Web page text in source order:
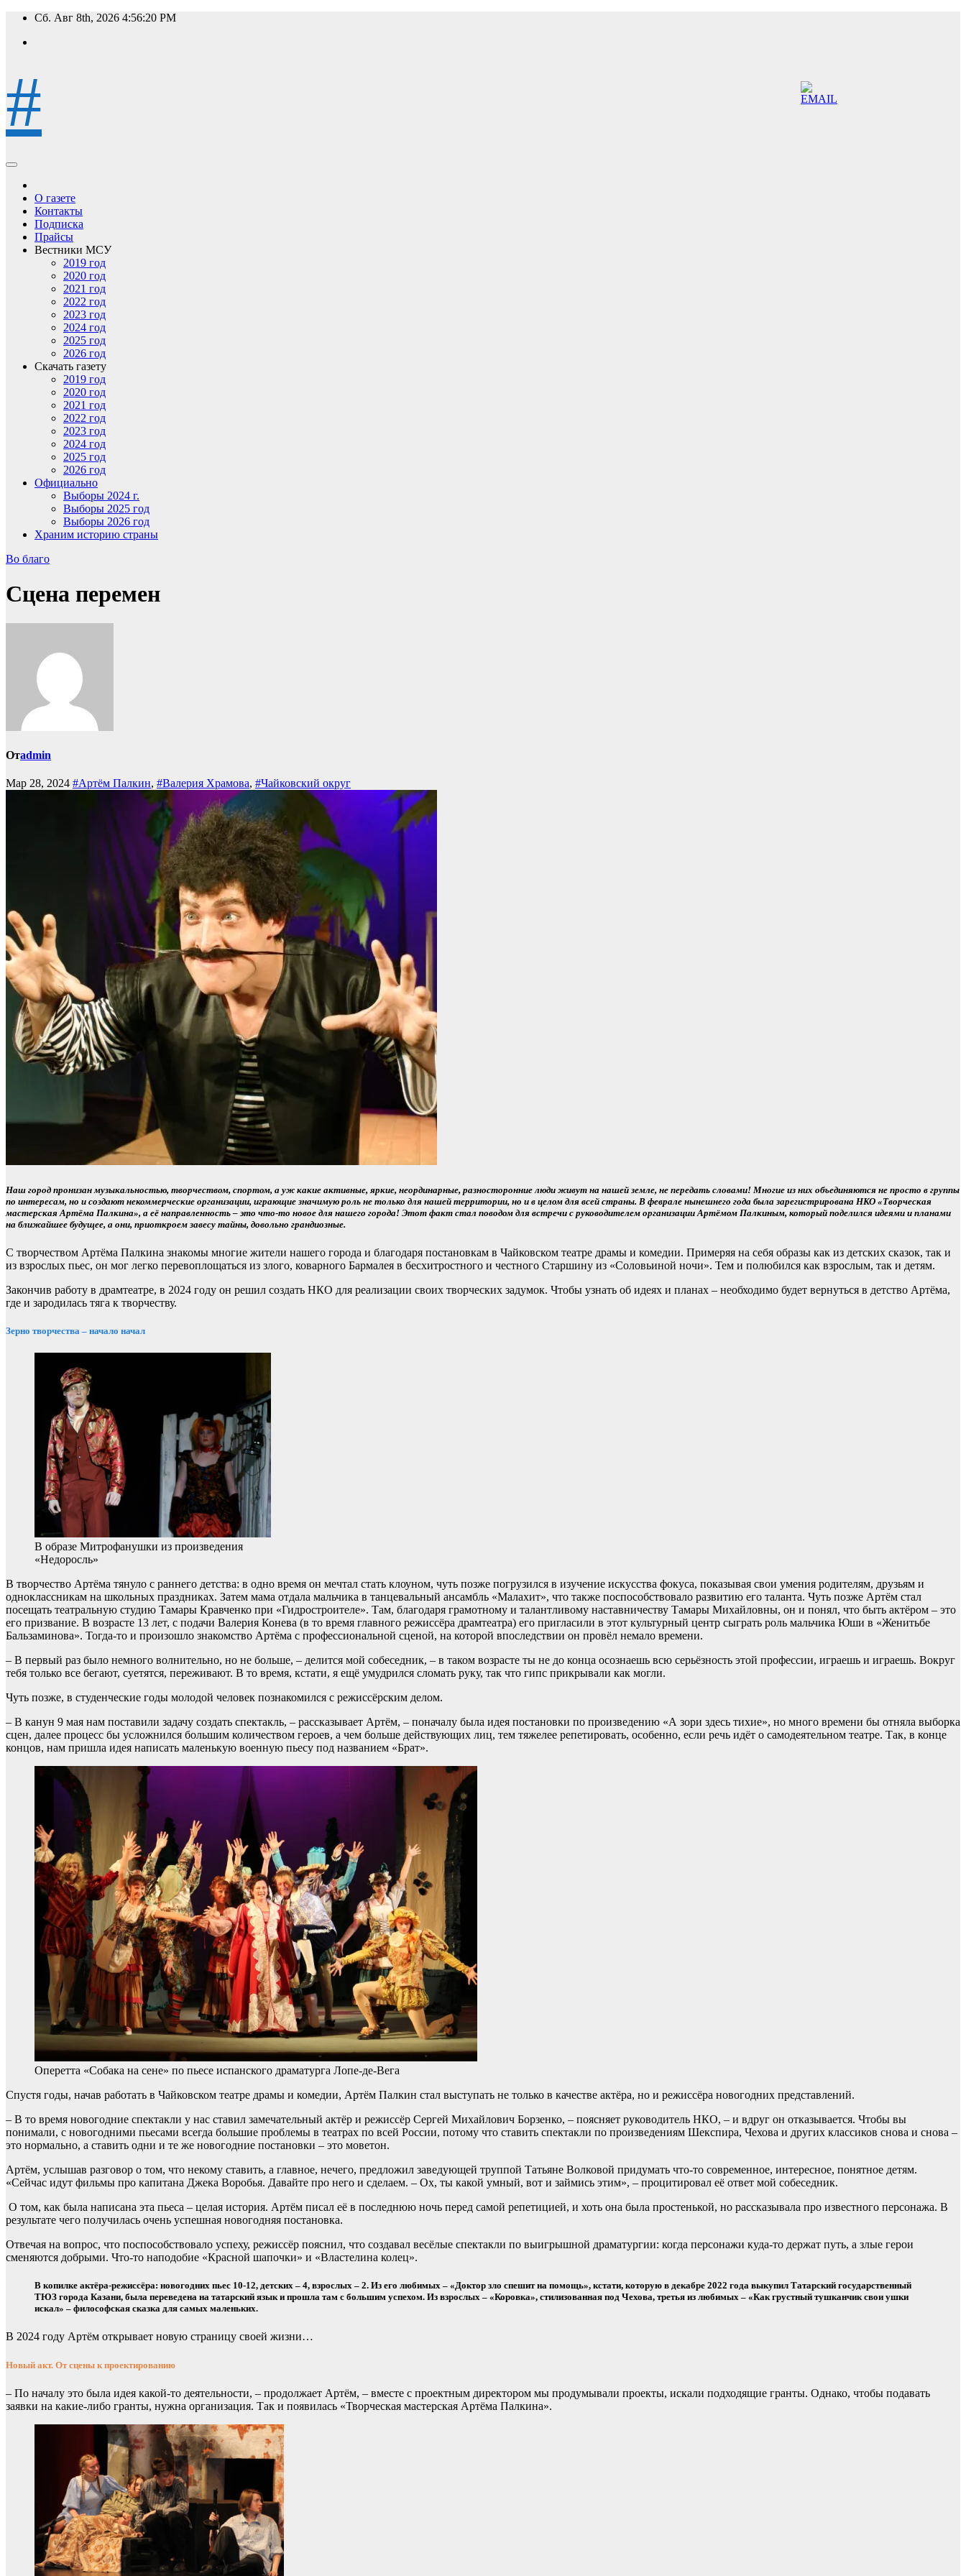
Перейти
содержимому
Сб. Авг 8th, 2026 4:56:21 PM
#
О газете
Контакты
Подписка
Прайсы
Вестники МСУ
2019 год
2020 год
2021 год
2022 год
2023 год
2024 год
2025 год
2026 год
Скачать газету
2019 год
2020 год
2021 год
2022 год
2023 год
2024 год
2025 год
2026 год
Официально
Выборы 2024 г.
Выборы 2025 год
Выборы 2026 год
Храним историю страны
Во благо
Сцена перемен
Отadmin
Мар 28, 2024 #Артём Палкин, #Валерия Храмова, #Чайковский округ
Наш город пронизан музыкальностью, творчеством, спортом, а уж какие активные, яркие, неординарные, разносторонние люди живут на нашей земле, не передать словами! Многие из них объединяются не просто в группы
по интересам, но и создают некоммерческие организации, играющие значимую роль не только для нашей территории, но и в целом для всей страны. В феврале нынешнего года была зарегистрирована НКО «Творческая
мастерская Артёма Палкина», а её направленность – это что-то новое для нашего города! Этот факт стал поводом для встречи с руководителем организации Артёмом Палкиным, который поделился идеями и планами
на ближайшее будущее, а они, приоткроем завесу тайны, довольно грандиозные.
С творчеством Артёма Палкина знакомы многие жители нашего города и благодаря постановкам в Чайковском театре драмы и комедии. Примеряя на себя образы как из детских сказок, так и
из взрослых пьес, он мог легко перевоплощаться из злого, коварного Бармалея в бесхитростного и честного Старшину из «Соловьиной ночи». Тем и полюбился как взрослым, так и детям.
Закончив работу в драмтеатре, в 2024 году он решил создать НКО для реализации своих творческих задумок. Чтобы узнать об идеях и планах – необходимо будет вернуться в детство Артёма,
где и зародилась тяга к творчеству.
Зерно творчества – начало начал
В образе Митрофанушки из произведения
«Недоросль»
В творчество Артёма тянуло с раннего детства: в одно время он мечтал стать клоуном, чуть позже погрузился в изучение искусства фокуса, показывая свои умения родителям, друзьям и
одноклассникам на школьных праздниках. Затем мама отдала мальчика в танцевальный ансамбль «Малахит», что также поспособствовало развитию его таланта. Чуть позже Артём стал
посещать театральную студию Тамары Кравченко при «Гидростроителе». Там, благодаря грамотному и талантливому наставничеству Тамары Михайловны, он и понял, что быть актёром – это
его призвание. В возрасте 13 лет, с подачи Валерия Конева (в то время главного режиссёра драмтеатра) его пригласили в этот культурный центр сыграть роль мальчика Юши в «Женитьбе
Бальзаминова». Тогда-то и произошло знакомство Артёма с профессиональной сценой, на которой впоследствии он провёл немало времени.
– В первый раз было немного волнительно, но не больше, – делится мой собеседник, – в таком возрасте ты не до конца осознаешь всю серьёзность этой профессии, играешь и играешь. Вокруг
тебя только все бегают, суетятся, переживают. В то время, кстати, я ещё умудрился сломать руку, так что гипс прикрывали как могли.
Чуть позже, в студенческие годы молодой человек познакомился с режиссёрским делом.
– В канун 9 мая нам поставили задачу создать спектакль, – рассказывает Артём, – поначалу была идея постановки по произведению «А зори здесь тихие», но много времени бы отняла выборка
сцен, далее процесс бы усложнился большим количеством героев, а чем больше действующих лиц, тем тяжелее репетировать, особенно, если речь идёт о самодеятельном театре. Так, в конце
концов, нам пришла идея написать маленькую военную пьесу под названием «Брат».
Оперетта «Собака на сене» по пьесе испанского драматурга Лопе-де-Вега
Спустя годы, начав работать в Чайковском театре драмы и комедии, Артём Палкин стал выступать не только в качестве актёра, но и режиссёра новогодних представлений.
– В то время новогодние спектакли у нас ставил замечательный актёр и режиссёр Сергей Михайлович Борзенко, – поясняет руководитель НКО, – и вдруг он отказывается. Чтобы вы
понимали, с новогодними пьесами всегда большие проблемы в театрах по всей России, потому что ставить спектакли по произведениям Шекспира, Чехова и других классиков снова и снова –
это нормально, а ставить одни и те же новогодние постановки – это моветон.
Артём, услышав разговор о том, что некому ставить, а главное, нечего, предложил заведующей труппой Татьяне Волковой придумать что-то современное, интересное, понятное детям.
«Сейчас идут фильмы про капитана Джека Воробья. Давайте про него и сделаем. – Ох, ты какой умный, вот и займись этим», – процитировал её ответ мой собеседник.
О том, как была написана эта пьеса – целая история. Артём писал её в последнюю ночь перед самой репетицией, и хоть она была простенькой, но рассказывала про известного персонажа. В
результате чего получилась очень успешная новогодняя постановка.
Отвечая на вопрос, что поспособствовало успеху, режиссёр пояснил, что создавал весёлые спектакли по выигрышной драматургии: когда персонажи куда-то держат путь, а злые герои
сменяются добрыми. Что-то наподобие «Красной шапочки» и «Властелина колец».
В копилке актёра-режиссёра: новогодних пьес 10-12, детских – 4, взрослых – 2. Из его любимых – «Доктор зло спешит на помощь», кстати, которую в декабре 2022 года выкупил Татарский государственный
ТЮЗ города Казани, была переведена на татарский язык и прошла там с большим успехом. Из взрослых – «Коровка», стилизованная под Чехова, третья из любимых – «Как грустный тушканчик свои ушки
искал» – философская сказка для самых маленьких.
В 2024 году Артём открывает новую страницу своей жизни…
Новый акт. От сцены к проектированию
– По началу это была идея какой-то деятельности, – продолжает Артём, – вместе с проектным директором мы продумывали проекты, искали подходящие гранты. Однако, чтобы подавать
заявки на какие-либо гранты, нужна организация. Так и появилась «Творческая мастерская Артёма Палкина».